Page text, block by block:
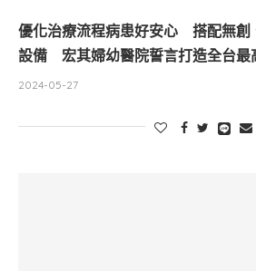
優化治療流程病患好安心 搭配無創
設備 宏其婦幼醫院誓言打造全台最
2024-05-27